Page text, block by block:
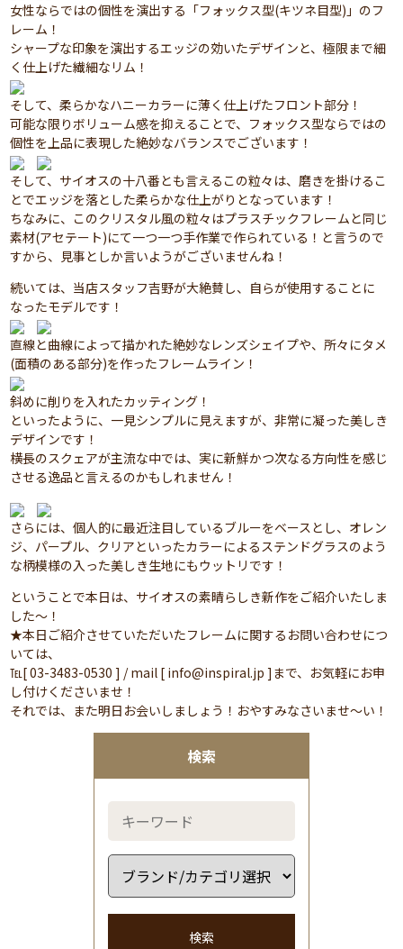
検索
検索
女性ならではの個性を演出する「フォックス型(キツネ目型)」のフ
レーム！
シャープな印象を演出するエッジの効いたデザインと、極限まで細
く仕上げた繊細なリム！
そして、柔らかなハニーカラーに薄く仕上げたフロント部分！
可能な限りボリューム感を抑えることで、フォックス型ならではの
個性を上品に表現した絶妙なバランスでございます！
そして、サイオスの十八番とも言えるこの粒々は、磨きを掛けるこ
とでエッジを落とした柔らかな仕上がりとなっています！
ちなみに、このクリスタル風の粒々はプラスチックフレームと同じ
素材(アセテート)にて一つ一つ手作業で作られている！と言うので
すから、見事としか言いようがございませんね！
続いては、当店スタッフ吉野が大絶賛し、自らが使用することに
なったモデルです！
直線と曲線によって描かれた絶妙なレンズシェイプや、所々にタメ
(面積のある部分)を作ったフレームライン！
斜めに削りを入れたカッティング！
といったように、一見シンプルに見えますが、非常に凝った美しき
デザインです！
横長のスクェアが主流な中では、実に新鮮かつ次なる方向性を感じ
させる逸品と言えるのかもしれません！
さらには、個人的に最近注目しているブルーをベースとし、オレン
ジ、パープル、クリアといったカラーによるステンドグラスのよう
な柄模様の入った美しき生地にもウットリです！
ということで本日は、サイオスの素晴らしき新作をご紹介いたしま
した～！
★本日ご紹介させていただいたフレームに関するお問い合わせにつ
いては、
℡[ 03-3483-0530 ] / mail [ info@inspiral.jp ]まで、お気軽にお申
し付けくださいませ！
それでは、また明日お会いしましょう！おやすみなさいませ～い！